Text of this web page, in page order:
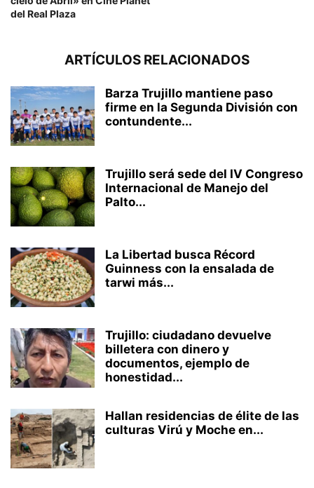
del Real Plaza
ARTÍCULOS RELACIONADOS
Barza Trujillo mantiene paso
firme en la Segunda División con
contundente...
Trujillo será sede del IV Congreso
Internacional de Manejo del
Palto...
La Libertad busca Récord
Guinness con la ensalada de
tarwi más...
Trujillo: ciudadano devuelve
billetera con dinero y
documentos, ejemplo de
honestidad...
Hallan residencias de élite de las
culturas Virú y Moche en...